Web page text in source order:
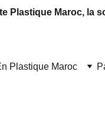
Plastique Maroc, la
Plastique Maroc